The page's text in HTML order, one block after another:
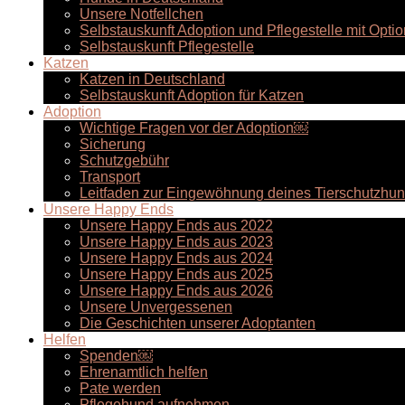
Unsere Notfellchen
Selbstauskunft Adoption und Pflegestelle mit
Selbstauskunft Pflegestelle
Katzen
Katzen in Deutschland
Selbstauskunft Adoption für Katzen
Adoption
Wichtige Fragen vor der Adoption￼
Sicherung
Schutzgebühr
Transport
Leitfaden zur Eingewöhnung deines
Unsere Happy Ends
Unsere Happy Ends aus 2022
Unsere Happy Ends aus 2023
Unsere Happy Ends aus 2024
Unsere Happy Ends aus 2025
Unsere Happy Ends aus 2026
Unsere Unvergessenen
Die Geschichten unserer Adoptanten
Helfen
Spenden￼
Ehrenamtlich helfen
Pate werden